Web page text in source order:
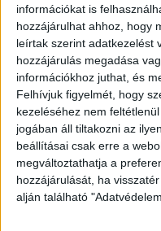
információkat is
hozzájárulhat ahhoz, hogy
leírtak szerint adatkezelést
hozzájárulás megadása
információkhoz juthat, és
Felhívjuk figyelmét, hogy
kezeléséhez nem
jogában áll tiltakozni az
beállításai csak erre a
megváltoztathatja a
hozzájárulását, ha
alján található
Erős évre
Marketing 2023. március 31.
Jó évet zárt tavaly a
lendületet 2023-ra is
előfoglalások alapján a